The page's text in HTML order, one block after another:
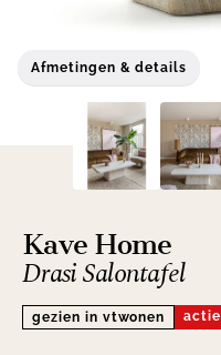
Afmetingen & details
Kave Home
Drasi Salontafel
gezien in vtwonen actie